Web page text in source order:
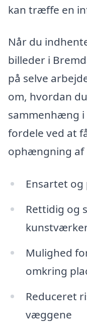
kan træffe en
Når du
billeder i
på selve
om, hvordan
sammenhæng i
fordele ved at
ophængning af
Ensartet
Rettidig og
Mulighed
omkring
Reduceret
væggene